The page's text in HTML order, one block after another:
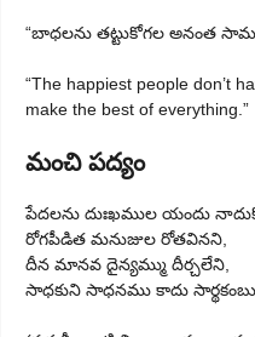
“బాధలను తట్టుకోగల అనంత
“The happiest people don’t
make the best of everything.”
మంచి పద్యం
పేదలను దుఃఖముల యందు
రోగపీడిత మనుజుల రోతవినని,
దీన మానవ దైన్యమ్ము దీర్చలేని,
సాధకుని సాధనము కాదు సార్థకంబు